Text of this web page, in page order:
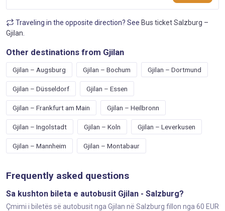
Traveling in the opposite direction? See Bus ticket Salzburg –
Gjilan
Other destinations from Gjilan
Gjilan – Augsburg Gjilan – Bochum Gjilan – Dortmund
Gjilan – Düsseldorf Gjilan – Essen
Gjilan – Frankfurt am Main Gjilan – Heilbronn
Gjilan – Ingolstadt Gjilan – Koln Gjilan – Leverkusen
Gjilan – Mannheim Gjilan – Montabaur
Frequently asked questions
Sa kushton bileta e autobusit Gjilan - Salzburg?
Çmimi i biletës së autobusit nga Gjilan në Salzburg fillon nga 60 EUR